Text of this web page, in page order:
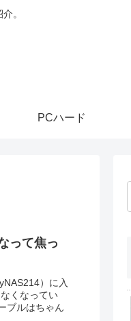
。
PCハード
って焦っ
）に入
くなってい
ブルはちゃん